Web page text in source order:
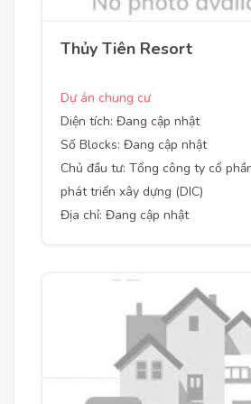
Thủy Tiên Resort
Dự án chung cư
Diện tích: Đang cập nhật
Số Blocks: Đang cập nhật
Chủ đầu tư: Tổng công ty cổ
phát triển xây dựng (DIC)
Địa chỉ: Đang cập nhật